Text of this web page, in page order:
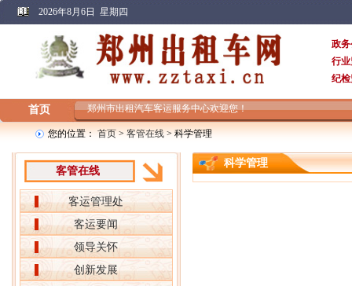
2026年8月6日 星期四
政
行
纪
首页 郑州市出租汽车客运服务中心欢迎您！
您的位置：首页>客管在线> 科学管理
客管在线
客运管理处
客运要闻
领导关怀
创新发展
科学管理